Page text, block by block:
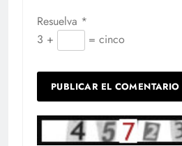
Resuelva *
3 +
= cinco